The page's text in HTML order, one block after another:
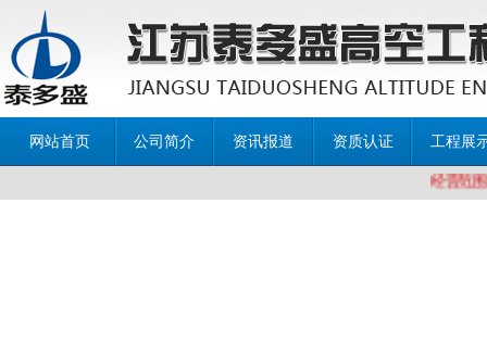
网站首页 公司简介 资讯报道 资质认证 工程展
经营范围